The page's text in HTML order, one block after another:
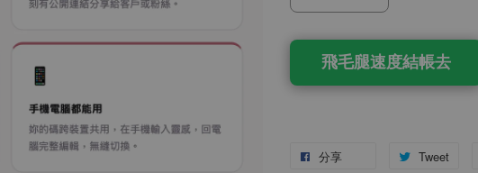
飛毛腿速度結帳去
分享 Tweet